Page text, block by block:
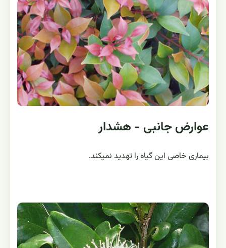
عوارض جانبی - هشدار
بیماری خاصی این گیاه را تهدید نمیکند.